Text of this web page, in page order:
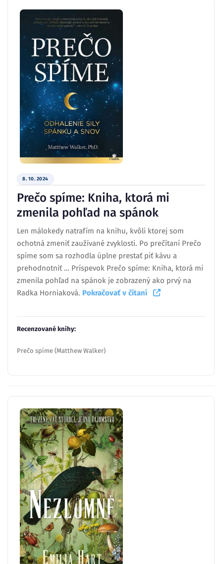
8. 10. 2024
Prečo spíme: Kniha, ktorá mi
zmenila pohľad na spánok
Len málokedy natrafím na knihu, kvôli ktorej som
ochotná zmeniť zaužívané zvyklosti. Po prečítaní Prečo
spíme som sa rozhodla úplne prestať piť kávu a
prehodnotniť … Príspevok Prečo spíme: Kniha, ktorá mi
zmenila pohľad na spánok je zobrazený ako prvý na
Radka Horniaková. Pokračovať v čítaní
Recenzované knihy:
Prečo spíme (Matthew Walker)